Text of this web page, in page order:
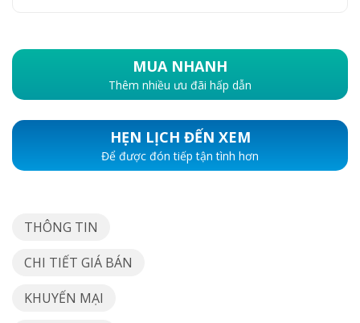
MUA NHANH
Thêm nhiều ưu đãi hấp dẫn
HẸN LỊCH ĐẾN XEM
Để được đón tiếp tận tình hơn
THÔNG TIN
CHI TIẾT GIÁ BÁN
KHUYẾN MẠI